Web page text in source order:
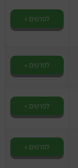
לפרטים »
לפרטים »
לפרטים »
לפרטים »